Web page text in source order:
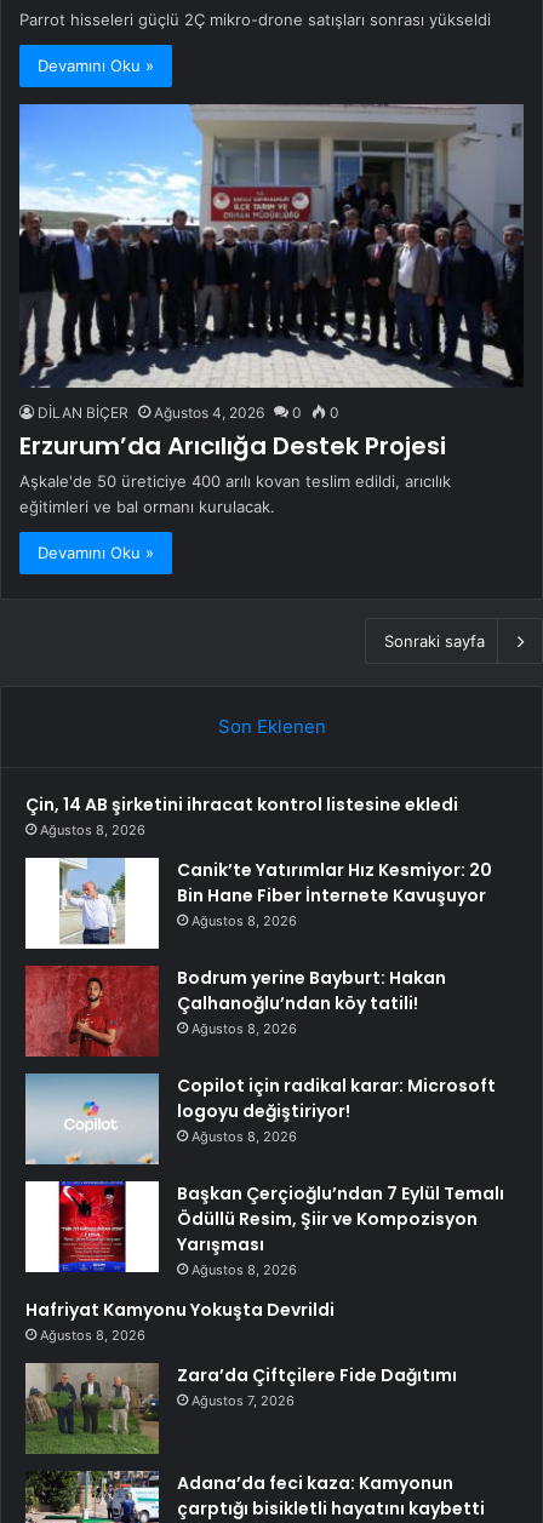
Parrot hisseleri güçlü 2Ç mikro-drone satışları sonrası yükseldi
Devamını Oku »
DİLAN BİÇER Ağustos 4, 2026 0 0
Erzurum’da Arıcılığa Destek Projesi
Aşkale'de 50 üreticiye 400 arılı kovan teslim edildi, arıcılık
eğitimleri ve bal ormanı kurulacak.
Devamını Oku »
Sonraki sayfa
Son Eklenen
Çin, 14 AB şirketini ihracat kontrol listesine ekledi
Ağustos 8, 2026
Canik’te Yatırımlar Hız Kesmiyor: 20
Bin Hane Fiber İnternete Kavuşuyor
Ağustos 8, 2026
Bodrum yerine Bayburt: Hakan
Çalhanoğlu’ndan köy tatili!
Ağustos 8, 2026
Copilot için radikal karar: Microsoft
logoyu değiştiriyor!
Ağustos 8, 2026
Başkan Çerçioğlu’ndan 7 Eylül Temalı
Ödüllü Resim, Şiir ve Kompozisyon
Yarışması
Ağustos 8, 2026
Hafriyat Kamyonu Yokuşta Devrildi
Ağustos 8, 2026
Zara’da Çiftçilere Fide Dağıtımı
Ağustos 7, 2026
Adana’da feci kaza: Kamyonun
çarptığı bisikletli hayatını kaybetti